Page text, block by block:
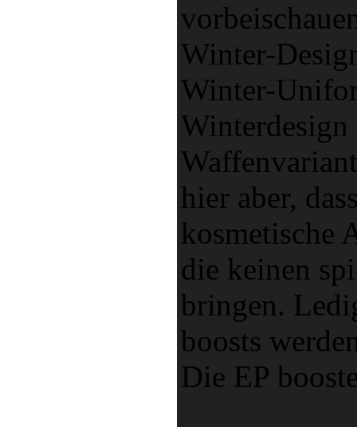
Winter-
Winter-
Winterdesign
hier aber,
kosmetische
die keinen
bringen.
boosts
Die EP